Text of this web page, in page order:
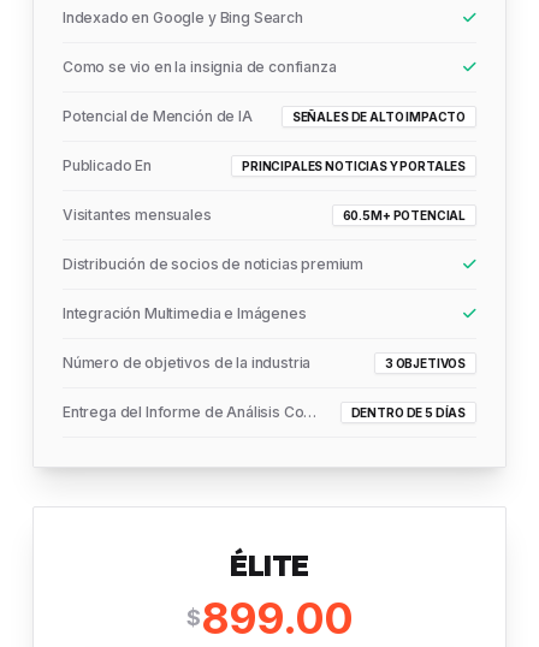
Indexado en Google y Bing Search
Como se vio en la insignia de confianza
Potencial de Mención de IA SEÑALES DE ALTO IMPACTO
Publicado En PRINCIPALES NOTICIAS Y PORTALES
Visitantes mensuales 60.5M+ POTENCIAL
Distribución de socios de noticias premium
Integración Multimedia e Imágenes
Número de objetivos de la industria 3 OBJETIVOS
Entrega del Informe de Análisis Completo DENTRO DE 5 DÍAS
ÉLITE
$899.00